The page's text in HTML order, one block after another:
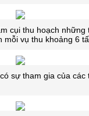
cụi thu hoạch
vụ thu khoảng 6
sự tham gia của